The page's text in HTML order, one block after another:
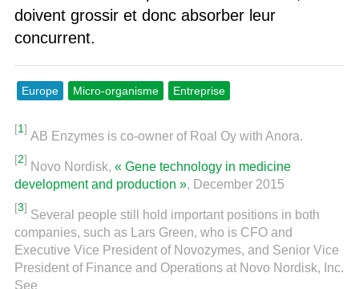
doivent grossir et donc absorber leur
concurrent.
Europe Micro-organisme Entreprise
[1]
AB Enzymes is co-owner of Roal Oy with Anora.
[2]
Novo Nordisk, « Gene technology in medicine
development and production », December 2015
[3]
Several people still hold important positions in both
companies, such as Lars Green, who is CFO and
Executive Vice President of Novozymes, and Senior Vice
President of Finance and Operations at Novo Nordisk, Inc.
See